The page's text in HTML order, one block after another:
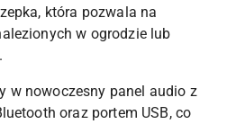
która pozwala na
w ogrodzie lub
w nowoczesny panel audio z
oraz portem USB, co